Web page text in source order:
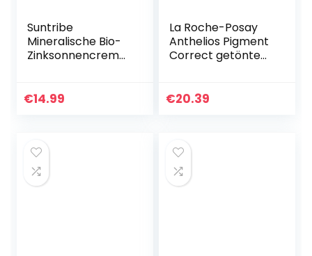
Suntribe
Mineralische Bio-
Zinksonnencreme
Mineralischer UV-
€14.99
La Roche-Posay
Anthelios Pigment
Correct getönte
Gesichtspflege mit
€20.39